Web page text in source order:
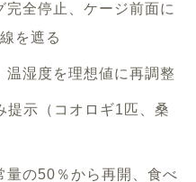
完全停止、ケージ前面に
を遮る
温湿度を理想値に再調整
提示（コオロギ1匹、桑
量の50％から再開、食べ